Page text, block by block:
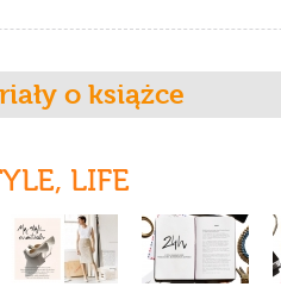
o książce
LIFE